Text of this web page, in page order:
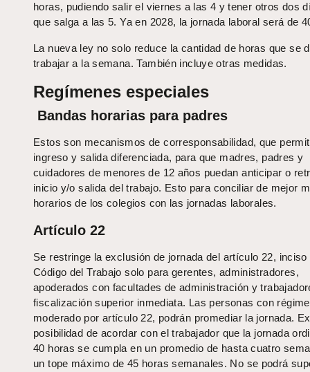
horas, pudiendo salir el viernes a las 4 y tener otros dos
que salga a las 5. Ya en 2028, la jornada laboral será de
La nueva ley no solo reduce la cantidad de horas que se
trabajar a la semana. También incluye otras medidas.
Regímenes especiales
Bandas horarias para padres
Estos son mecanismos de corresponsabilidad, que
ingreso y salida diferenciada, para que madres, padres y
cuidadores de menores de 12 años puedan anticipar o
inicio y/o salida del trabajo. Esto para conciliar de mejor
horarios de los colegios con las jornadas laborales.
Artículo 22
Se restringe la exclusión de jornada del artículo 22, inciso
Código del Trabajo solo para gerentes, administradores,
apoderados con facultades de administración y
fiscalización superior inmediata. Las personas con
moderado por artículo 22, podrán promediar la jornada.
posibilidad de acordar con el trabajador que la jornada
40 horas se cumpla en un promedio de hasta cuatro
un tope máximo de 45 horas semanales. No se podrá